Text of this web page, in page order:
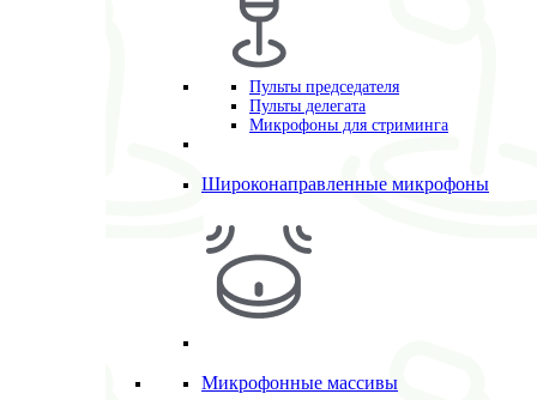
Пульты председателя
Пульты делегата
Микрофоны для стриминга
Широконаправленные микрофоны
Микрофонные массивы